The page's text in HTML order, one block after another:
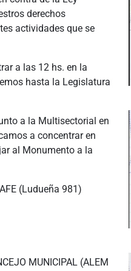
derechos
actividades que se
a las 12 hs. en la
hasta la Legislatura
a la Multisectorial en
a concentrar en
al Monumento a la
(Ludueña 981)
MUNICIPAL (ALEM